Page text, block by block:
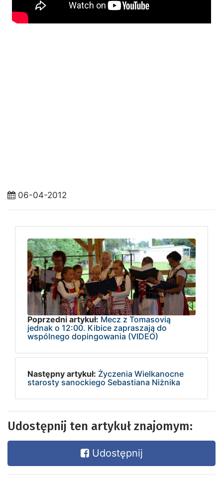
06-04-2012
Poprzedni artykuł: Mecz z Tomasovią
jednak o 12:00. Kibice zapraszają do
wspólnego dopingowania (VIDEO)
Następny artykuł: Życzenia Wielkanocne
starosty sanockiego Sebastiana Niżnika
Udostępnij ten artykuł znajomym:
Udostępnij